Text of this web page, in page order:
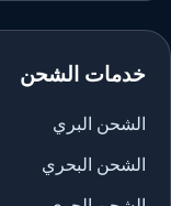
خدمات الشحن
الشحن البري
الشحن البحري